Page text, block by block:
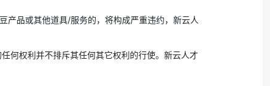
产品或其他道具/服务的，将构成严重违约，新云人
何权利并不排斥其任何其它权利的行使。新云人才